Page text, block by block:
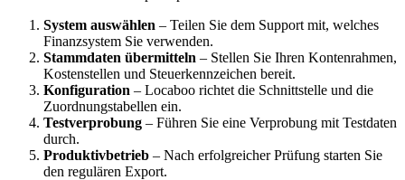
System auswählen – Teilen Sie dem Support mit, welches
Finanzsystem Sie verwenden.
Stammdaten übermitteln – Stellen Sie Ihren Kontenrahmen,
Kostenstellen und Steuerkennzeichen bereit.
Konfiguration – Locaboo richtet die Schnittstelle und die
Zuordnungstabellen ein.
Testverprobung – Führen Sie eine Verprobung mit Testdaten
durch.
Produktivbetrieb – Nach erfolgreicher Prüfung starten Sie
den regulären Export.